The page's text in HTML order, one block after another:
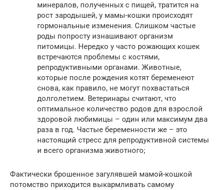
минералов, полученных с пищей, тратится на
рост зародышей, у мамы-кошки происходят
гормональные изменения. Слишком частые
роды попросту изнашивают организм
питомицы. Нередко у часто рожающих кошек
встречаются проблемы с костями,
репродуктивными органами. Животные,
которые после рождения котят беременеют
снова, как правило, не могут похвастаться
долголетием. Ветеринары считают, что
оптимальное количество родов для взрослой
здоровой любимицы – один или максимум два
раза в год. Частые беременности же – это
настоящий стресс для репродуктивной системы
и всего организма животного;
Фактически брошенное загулявшей мамой-кошкой
потомство приходится выкармливать самому